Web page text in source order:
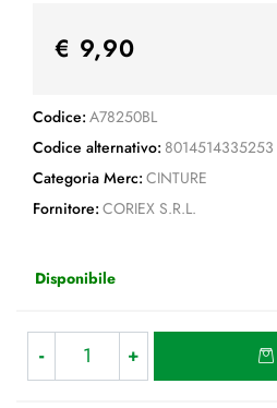
€ 9,90
Codice: A78250BL
Codice alternativo: 8014514335253
Categoria Merc: CINTURE
Fornitore: CORIEX S.R.L.
Disponibile